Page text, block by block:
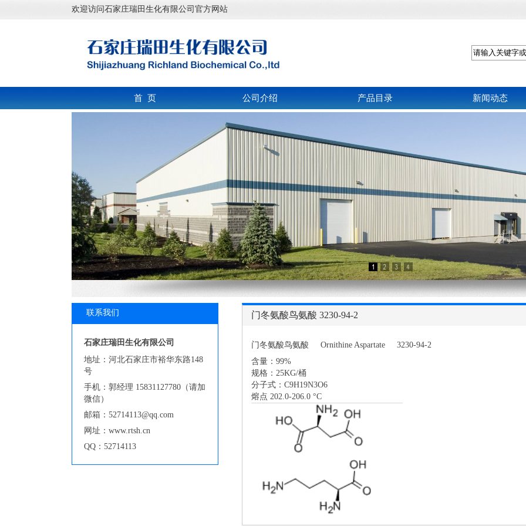
欢迎访问石家庄瑞田生化有限公司官方网站
首 页 公司介绍 产品目录 新闻动态
联系我们
石家庄瑞田生化有限公司
地址：河北石家庄市裕华东路148
号
手机：郭经理 15831127780（请加
微信）
邮箱：52714113@qq.com
网址：www.rtsh.cn
QQ：52714113
门冬氨酸鸟氨酸 3230-94-2
门冬氨酸鸟氨酸 Ornithine Aspartate 3230-94-2
含量：99%
规格：25KG/桶
分子式：C9H19N3O6
熔点 202.0-206.0 °C